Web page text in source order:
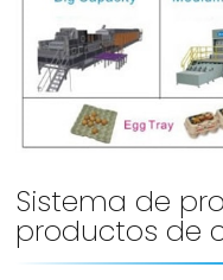
Sistema de
productos de